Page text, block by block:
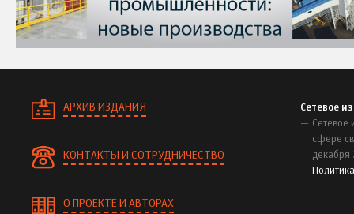
АРХИВ ИЗДАНИЯ
КОНТАКТЫ И СОТРУДНИЧЕСТВО
О ПРОЕКТЕ И АВТОРАХ
Сетевое
Сетевое
сфере
декабря